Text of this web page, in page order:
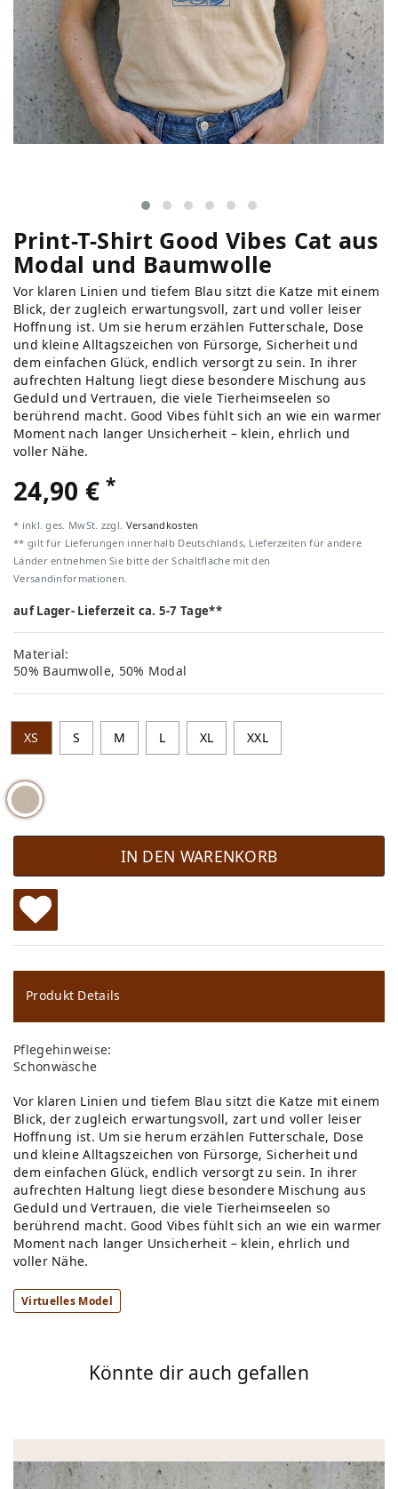
Print-T-Shirt Good Vibes Cat aus
Modal und Baumwolle
Vor klaren Linien und tiefem Blau sitzt die Katze mit einem
Blick, der zugleich erwartungsvoll, zart und voller leiser
Hoffnung ist. Um sie herum erzählen Futterschale, Dose
und kleine Alltagszeichen von Fürsorge, Sicherheit und
dem einfachen Glück, endlich versorgt zu sein. In ihrer
aufrechten Haltung liegt diese besondere Mischung aus
Geduld und Vertrauen, die viele Tierheimseelen so
berührend macht. Good Vibes fühlt sich an wie ein warmer
Moment nach langer Unsicherheit – klein, ehrlich und
voller Nähe.
24,90 €*
* inkl. ges. MwSt. zzgl. Versandkosten
** gilt für Lieferungen innerhalb Deutschlands, Lieferzeiten für andere
Länder entnehmen Sie bitte der Schaltfläche mit den
Versandinformationen.
auf Lager- Lieferzeit ca. 5-7 Tage**
Material:
50% Baumwolle, 50% Modal
XS S M L XL XXL
IN DEN WARENKORB
W
u
ns
ch
lis
te
Produkt Details
Pflegehinweise:
Schonwäsche
Vor klaren Linien und tiefem Blau sitzt die Katze mit einem
Blick, der zugleich erwartungsvoll, zart und voller leiser
Hoffnung ist. Um sie herum erzählen Futterschale, Dose
und kleine Alltagszeichen von Fürsorge, Sicherheit und
dem einfachen Glück, endlich versorgt zu sein. In ihrer
aufrechten Haltung liegt diese besondere Mischung aus
Geduld und Vertrauen, die viele Tierheimseelen so
berührend macht. Good Vibes fühlt sich an wie ein warmer
Moment nach langer Unsicherheit – klein, ehrlich und
voller Nähe.
Virtuelles Model
Könnte dir auch gefallen